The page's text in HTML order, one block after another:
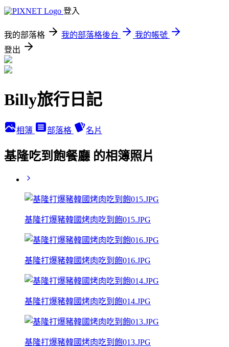
登入
我的部落格 我的部落格後台
我的帳號
登出
Billy旅行日記
相簿 部落格 名片
基隆吃到飽餐廳 的相簿照片
基隆打爆豬韓國烤肉吃到飽015.JPG
基隆打爆豬韓國烤肉吃到飽016.JPG
基隆打爆豬韓國烤肉吃到飽014.JPG
基隆打爆豬韓國烤肉吃到飽013.JPG